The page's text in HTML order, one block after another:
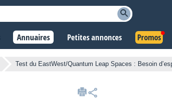
Annuaires Petites annonces Promos
Test du EastWest/Quantum Leap Spaces : Besoin